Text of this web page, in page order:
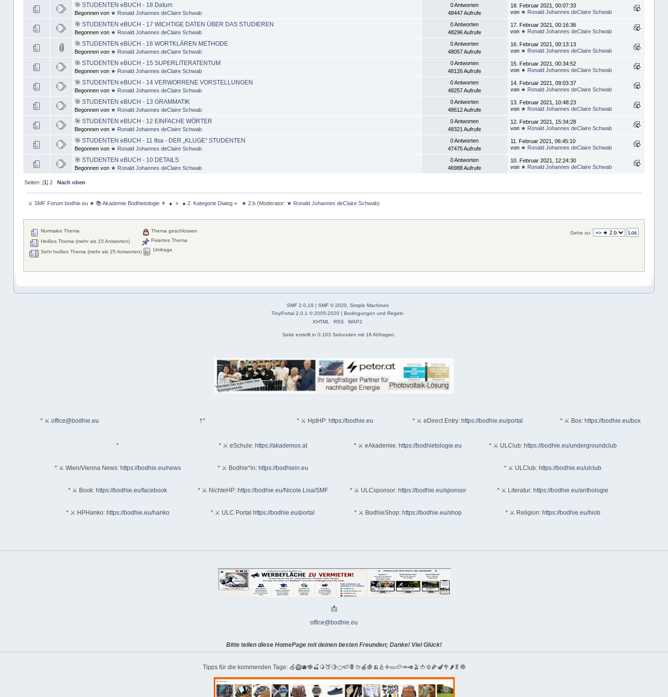
🎯 STUDENTEN eBUCH - 18 Datum
Begonnen von ★ Ronald Johannes deClaire Schwab
0 Antworten
48447 Aufrufe
18. Februar 2021, 00:07:33
von ★ Ronald Johannes deClaire Schwab
🎯 STUDENTEN eBUCH - 17 WICHTIGE DATEN ÜBER DAS STUDIEREN
Begonnen von ★ Ronald Johannes deClaire Schwab
0 Antworten
48296 Aufrufe
17. Februar 2021, 00:16:36
von ★ Ronald Johannes deClaire Schwab
🎯 STUDENTEN eBUCH - 16 WORTKLÄREN METHODE
Begonnen von ★ Ronald Johannes deClaire Schwab
0 Antworten
48057 Aufrufe
16. Februar 2021, 00:13:13
von ★ Ronald Johannes deClaire Schwab
🎯 STUDENTEN eBUCH - 15 SUPERLITERATENTUM
Begonnen von ★ Ronald Johannes deClaire Schwab
0 Antworten
48126 Aufrufe
15. Februar 2021, 00:34:52
von ★ Ronald Johannes deClaire Schwab
🎯 STUDENTEN eBUCH - 14 VERWORRENE VORSTELLUNGEN
Begonnen von ★ Ronald Johannes deClaire Schwab
0 Antworten
48257 Aufrufe
14. Februar 2021, 09:03:37
von ★ Ronald Johannes deClaire Schwab
🎯 STUDENTEN eBUCH - 13 GRAMMATIK
Begonnen von ★ Ronald Johannes deClaire Schwab
0 Antworten
48612 Aufrufe
13. Februar 2021, 10:48:23
von ★ Ronald Johannes deClaire Schwab
🎯 STUDENTEN eBUCH - 12 EINFACHE WÖRTER
Begonnen von ★ Ronald Johannes deClaire Schwab
0 Antworten
48321 Aufrufe
12. Februar 2021, 15:34:28
von ★ Ronald Johannes deClaire Schwab
🎯 STUDENTEN eBUCH - 11 Itsa - DER „KLUGE“ STUDENTEN
Begonnen von ★ Ronald Johannes deClaire Schwab
0 Antworten
47475 Aufrufe
11. Februar 2021, 06:45:10
von ★ Ronald Johannes deClaire Schwab
🎯 STUDENTEN eBUCH - 10 DETAILS
Begonnen von ★ Ronald Johannes deClaire Schwab
0 Antworten
46988 Aufrufe
10. Februar 2021, 12:24:30
von ★ Ronald Johannes deClaire Schwab
Seiten: [1]2 Nach oben
⚔ SMF Forum bodhie.eu ★ 📚 Akademie Bodhietologie ⚜  ● » ● 2. Kategorie Dialog » ★ 2.b(Moderator: ★ Ronald Johannes deClaire Schwab)
Gehe zu:
Normales Thema
Heißes Thema (mehr als 15 Antworten)
Sehr heißes Thema (mehr als 25 Antworten)
Thema geschlossen
Fixiertes Thema
Umfrage
SMF 2.0.19 | SMF © 2020, Simple Machines
TinyPortal 2.0.1 ©2005-2020 |Bedingungen und Regeln
XHTML
RSS WAP2
Seite erstellt in 0.103 Sekunden mit 16 Abfragen.
* ⚔ office@bodhie.eu †* * ⚔ HptHP: https://bodhie.eu * ⚔ eDirect Entry: https://bodhie.eu/portal * ⚔ Box: https://bodhie.eu/box
* * ⚔ eSchule: https://akademos.at * ⚔ eAkademie: https://bodhietologie.eu * ⚔ ULClub: https://bodhie.eu/undergroundclub
* ⚔ Wien/Vienna News: https://bodhie.eu/news * ⚔ Bodhie*in: https://bodhiein.eu * ⚔ ULClub: https://bodhie.eu/ulclub
* ⚔ Book: https://bodhie.eu/facebook * ⚔ NichteHP: https://bodhie.eu/Nicole.Lisa/SMF * ⚔ ULCsponsor: https://bodhie.eu/sponsor * ⚔ Literatur: https://bodhie.eu/anthologie
* ⚔ HPHanko: https://bodhie.eu/hanko * ⚔ ULC Portal https://bodhie.eu/portal * ⚔ BodhieShop: https://bodhie.eu/shop * ⚔ Religion: https://bodhie.eu/hiob
📩
office@bodhie.eu
Bitte teilen diese HomePage mit deinen besten Freunden; Danke! Viel Glück!
Tipps für die kommenden Tage: 🍏🥝🫐🍓🍒🥭🍑🍋🍊🍉🍍🍈🍎🍇🍌🍐✛🥒🥔🥕🥑🫒🍅🫑🌽🍆🥦🌶🥬🧅